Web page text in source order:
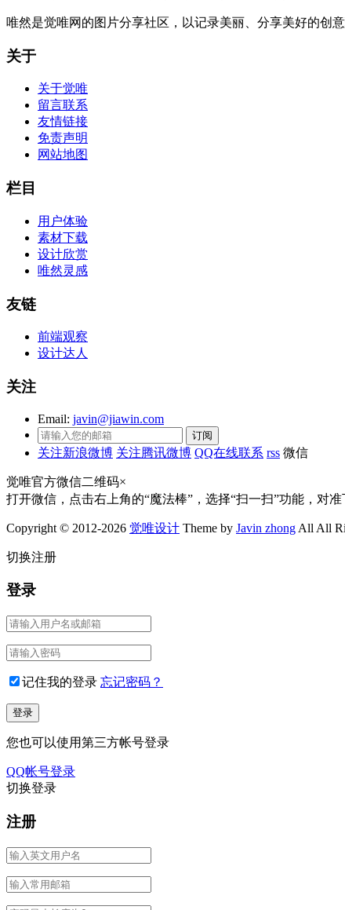
唯然是觉唯网的图片分享社区，以记录美丽、分享美好的创
关于
关于觉唯
留言联系
友情链接
免责声明
网站地图
栏目
用户体验
素材下载
设计欣赏
唯然灵感
友链
前端观察
设计达人
关注
Email: javin@jiawin.com
关注新浪微博 关注腾讯微博 QQ在线联系 rss 微信
觉唯官方微信二维码×
打开微信，点击右上角的“魔法棒”，选择“扫一扫”功能，对准
Copyright © 2012-2026 觉唯设计 Theme by Javin zhong All All
切换注册
登录
记住我的登录 忘记密码？
您也可以使用第三方帐号登录
QQ帐号登录
切换登录
注册